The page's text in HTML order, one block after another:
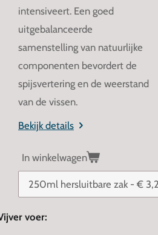
intensiveert. Een goed
uitgebalanceerde
samenstelling van natuurlijke
componenten bevordert de
spijsvertering en de weerstand
van de vissen.
Bekijk details
In winkelwagen
voer: